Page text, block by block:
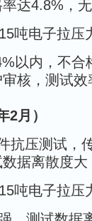
达4.8%，
吨电子拉压
以内，不
核，测试
月）
抗压测试，
据离散度
吨电子拉压